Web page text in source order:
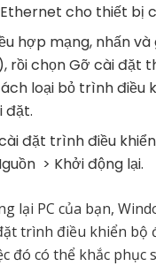
cho thiết bị
hợp mạng, nhấn
rồi chọn Gỡ cài đặt
loại bỏ trình điều
đặt.
đặt trình điều
> Khởi động lại.
lại PC của bạn,
trình điều khiển bộ
đó có thể khắc phục